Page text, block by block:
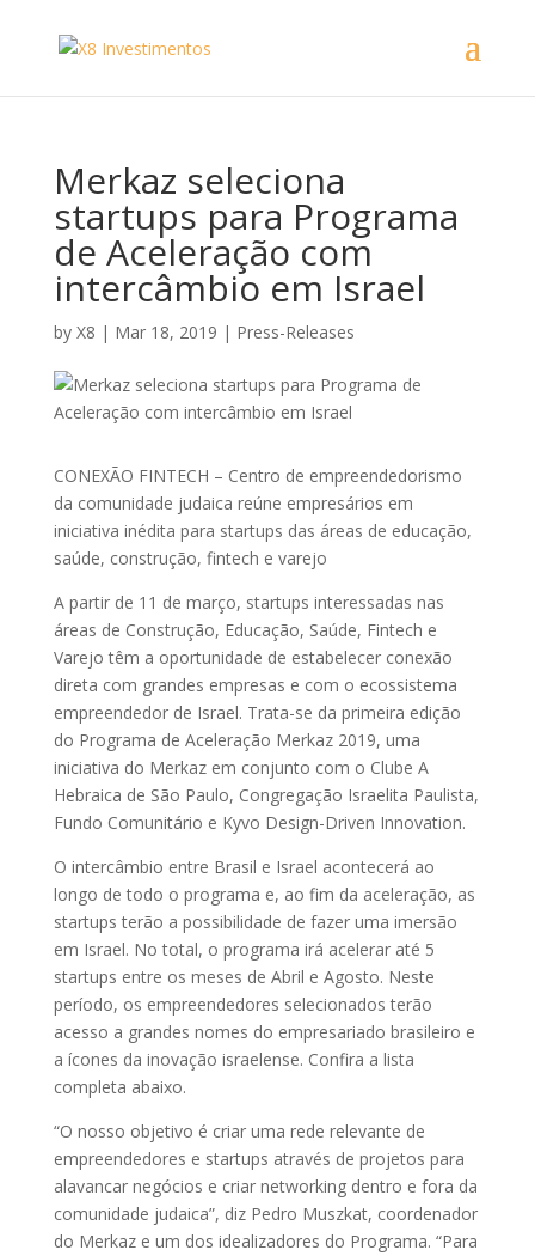
Merkaz seleciona
startups para Programa
de Aceleração com
intercâmbio em Israel
by X8 | Mar 18, 2019 | Press-Releases
CONEXÃO FINTECH – Centro de empreendedorismo
da comunidade judaica reúne empresários em
iniciativa inédita para startups das áreas de educação,
saúde, construção, fintech e varejo
A partir de 11 de março, startups interessadas nas
áreas de Construção, Educação, Saúde, Fintech e
Varejo têm a oportunidade de estabelecer conexão
direta com grandes empresas e com o ecossistema
empreendedor de Israel. Trata-se da primeira edição
do Programa de Aceleração Merkaz 2019, uma
iniciativa do Merkaz em conjunto com o Clube A
Hebraica de São Paulo, Congregação Israelita Paulista,
Fundo Comunitário e Kyvo Design-Driven Innovation.
O intercâmbio entre Brasil e Israel acontecerá ao
longo de todo o programa e, ao fim da aceleração, as
startups terão a possibilidade de fazer uma imersão
em Israel. No total, o programa irá acelerar até 5
startups entre os meses de Abril e Agosto. Neste
período, os empreendedores selecionados terão
acesso a grandes nomes do empresariado brasileiro e
a ícones da inovação israelense. Confira a lista
completa abaixo.
“O nosso objetivo é criar uma rede relevante de
empreendedores e startups através de projetos para
alavancar negócios e criar networking dentro e fora da
comunidade judaica”, diz Pedro Muszkat, coordenador
do Merkaz e um dos idealizadores do Programa. “Para